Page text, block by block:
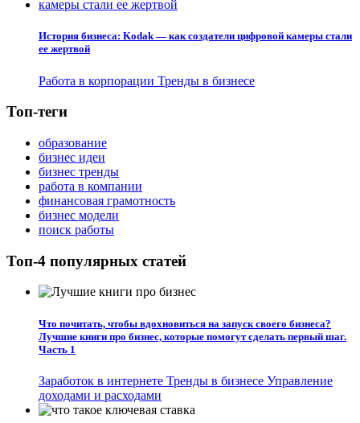
История бизнеса: Kodak — как создатели цифровой камеры стали
ее жертвой
Работа в корпорации Тренды в бизнесе
Топ-теги
образование
бизнес идеи
бизнес тренды
работа в компании
финансовая грамотность
бизнес модели
поиск работы
Топ-4 популярных статей
Что почитать, чтобы вдохновиться на запуск своего бизнеса?
Лучшие книги про бизнес, которые помогут сделать первый шаг.
Часть 1
Заработок в интернете Тренды в бизнесе Управление
доходами и расходами